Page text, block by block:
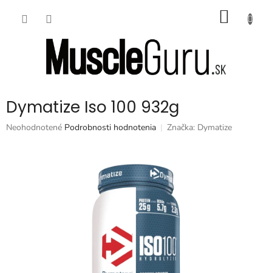
Dymatize Iso 100 932g
Priemerné
Neohodnotené Podrobnosti hodnotenia Značka: Dymatize